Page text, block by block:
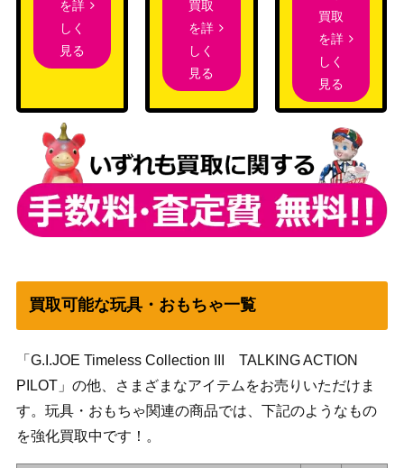
を詳
しく
見る
買取
を詳
しく
見る
買取
を詳
しく
見る
買取可能な玩具・おもちゃ一覧
「G.I.JOE Timeless Collection III TALKING ACTION
PILOT」の他、さまざまなアイテムをお売りいただけま
す。玩具・おもちゃ関連の商品では、下記のようなもの
を強化買取中です！。